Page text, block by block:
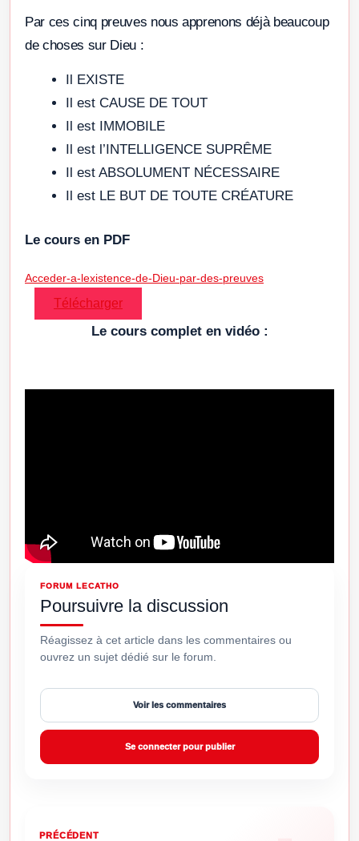
Par ces cinq preuves nous apprenons déjà beaucoup
de choses sur Dieu :
Il EXISTE
Il est CAUSE DE TOUT
Il est IMMOBILE
Il est l’INTELLIGENCE SUPRÊME
Il est ABSOLUMENT NÉCESSAIRE
Il est LE BUT DE TOUTE CRÉATURE
Le cours en PDF
Acceder-a-lexistence-de-Dieu-par-des-preuves
Télécharger
Le cours complet en vidéo :
FORUM LECATHO
Poursuivre la discussion
Réagissez à cet article dans les commentaires ou
ouvrez un sujet dédié sur le forum.
Voir les commentaires
Se connecter pour publier
PRÉCÉDENT